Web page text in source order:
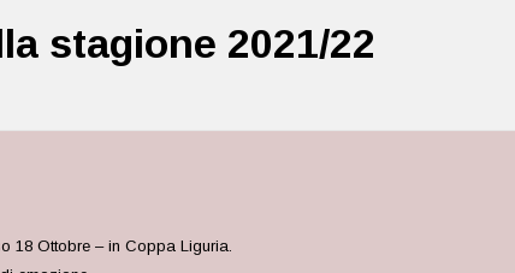
stagione 2021/22
18 Ottobre – in Coppa Liguria.